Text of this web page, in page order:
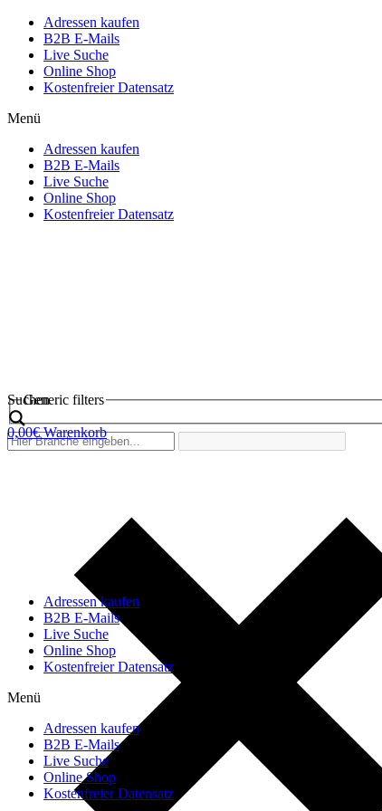
Adressen kaufen
B2B E-Mails
Live Suche
Online Shop
Kostenfreier Datensatz
Menü
Adressen kaufen
B2B E-Mails
Live Suche
Online Shop
Kostenfreier Datensatz
Suchen
Generic filters
0,00€ Warenkorb
Adressen kaufen
B2B E-Mails
Live Suche
Online Shop
Kostenfreier Datensatz
Menü
Adressen kaufen
B2B E-Mails
Live Suche
Online Shop
Kostenfreier Datensatz